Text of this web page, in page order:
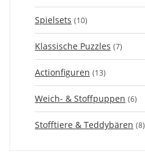
Spielsets (10)
Klassische Puzzles (7)
Actionfiguren (13)
Weich- & Stoffpuppen (6)
Stofftiere & Teddybären (8)